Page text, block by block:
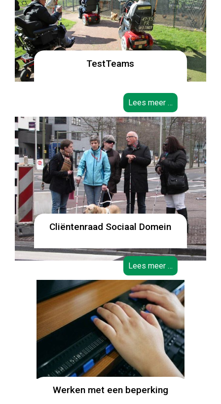
TestTeams
Lees meer …
Cliëntenraad Sociaal Domein
Lees meer …
Werken met een beperking